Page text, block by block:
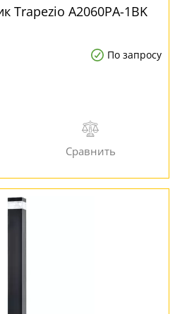
Trapezio A2060PA-1BK
По запросу